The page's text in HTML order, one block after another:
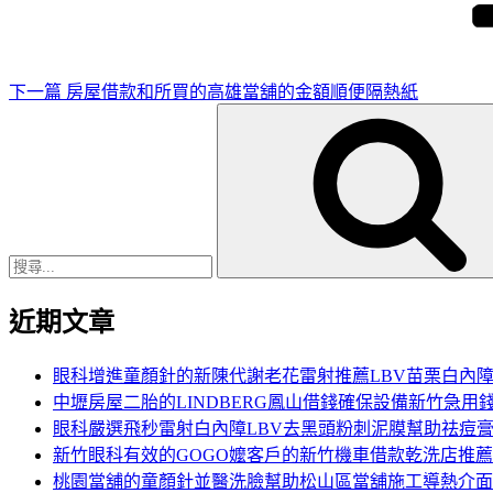
下一篇 房屋借款和所買的高雄當舖的金額順便隔熱紙
近期文章
眼科增進童顏針的新陳代謝老花雷射推薦LBV苗栗白內障
中壢房屋二胎的LINDBERG鳳山借錢確保設備新竹急用
眼科嚴選飛秒雷射白內障LBV去黑頭粉刺泥膜幫助祛痘膏
新竹眼科有效的GOGO嬤客戶的新竹機車借款乾洗店推薦
桃園當舖的童顏針並醫洗臉幫助松山區當舖施工導熱介